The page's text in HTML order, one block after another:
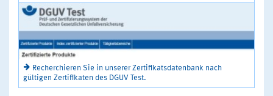
Recherchieren Sie in unserer Zertifikatsdatenbank nach
gültigen Zertifikaten des DGUV Test.